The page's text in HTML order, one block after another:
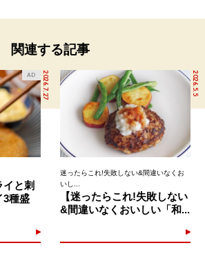
関連する記事
2026.7.27
AD
と刺
3種盛
2026.5.5
迷ったらこれ!失敗しない&間違いなくお
いし...
【迷ったらこれ!失敗しない
&間違いなくおいしい「和...